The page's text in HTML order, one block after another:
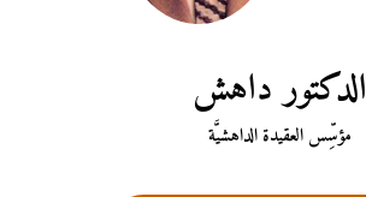
الدكتور داهش
مؤسِّس العقيدة الداهشيَّة